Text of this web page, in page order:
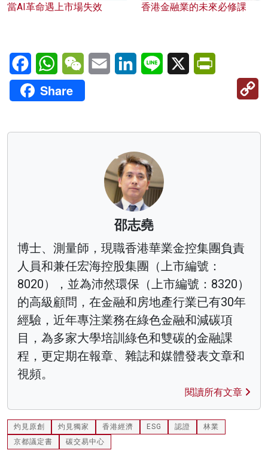
當AI革命遇上市場失效 香港金融業的未來必修課
FacebookWhatsAppWeChatEmail LinkedInLine X
Share
邵志堯
博士、測量師，現職香港華業金控集團負責
人員和兼任宏海控股集團（上市編號：
8020），並為沛然環保（上市編號：8320）
的高級顧問，在金融和房地產行業已有30年
經驗，近年專注業務在綠色金融和減碳項
目，為多家大學培訓綠色和雙碳的金融課
程，更定期在報章、雜誌和媒體發表文章和
視頻。
閱讀所有文章
灼見原創 灼見獨家 香港經濟 ESG 認證
林業
京都議定書
碳交易中心